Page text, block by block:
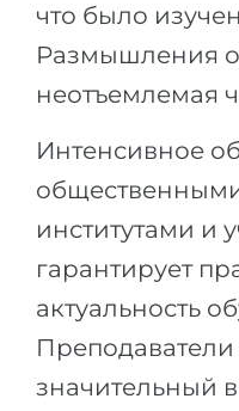
что было
Размышления
неотъемлемая
Интенсивное
институтами и
гарантирует
актуальность
Преподаватели
значительный